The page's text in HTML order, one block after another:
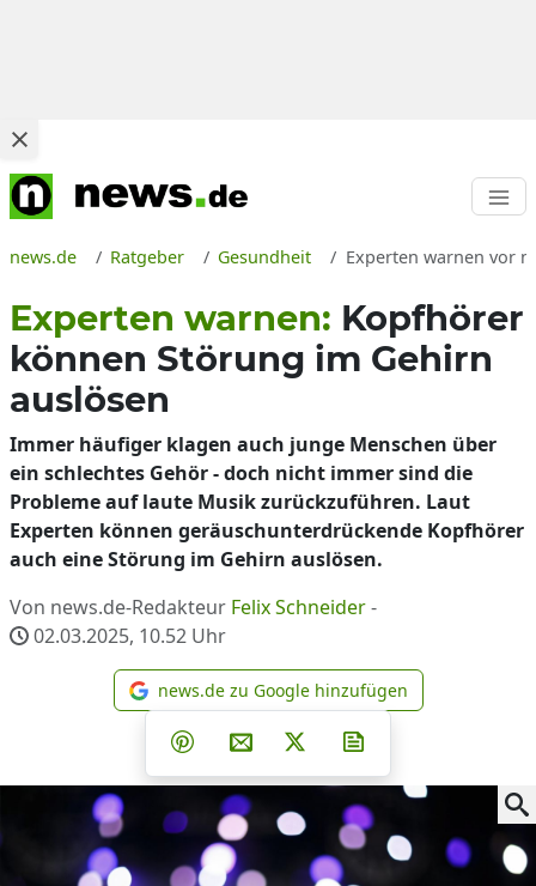
news.de Ratgeber Gesundheit Experten warnen vor
Experten warnen: Kopfhörer
können Störung im Gehirn
auslösen
Immer häufiger klagen auch junge Menschen über
ein schlechtes Gehör - doch nicht immer sind die
Probleme auf laute Musik zurückzuführen. Laut
Experten können geräuschunterdrückende Kopfhörer
auch eine Störung im Gehirn auslösen.
Von news.de-Redakteur Felix Schneider-
02.03.2025, 10.52 Uhr
news.de zu Google
news.de zu Google hinzufügen
Teilen auf Facebook
Teilen auf Whatsapp
Teilen auf Telegram
Teilen auf Pinterest
Per E-Mail teilen
Post auf X